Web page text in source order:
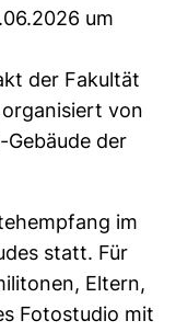
um
der Fakultät
von
der
im
statt. Für
Eltern,
Fotostudio mit